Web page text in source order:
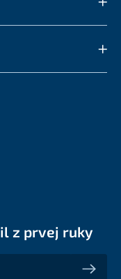
z prvej ruky